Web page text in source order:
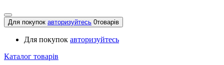
Для покупок авторизуйтесь 0товарів
Для покупок авторизуйтесь
Каталог товарів